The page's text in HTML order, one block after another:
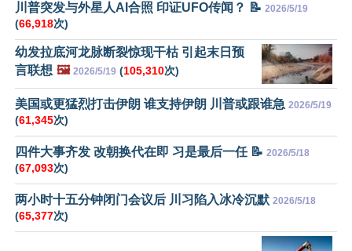
川普突发与外星人AI合照 印证UFO传闻？ 📝 2026/5/19
(66,918次)
幼发拉底河龙脉断裂惊现干枯 引起末日预
言联想 🖼️ 2026/5/19 (105,310次)
美国或更猛烈打击伊朗 谁支持伊朗 川普或跟谁急 2026/5/19
(61,345次)
四件大事齐发 改朝换代在即 习是最后一任 📝 2026/5/18
(67,093次)
两小时十五分钟闭门会议后 川习陷入冰冷沉默 2026/5/18
(65,377次)